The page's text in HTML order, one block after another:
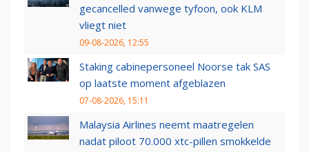
gecancelled vanwege tyfoon, ook KLM
vliegt niet
09-08-2026, 12:55
Staking cabinepersoneel Noorse tak SAS
op laatste moment afgeblazen
07-08-2026, 15:11
Malaysia Airlines neemt maatregelen
nadat piloot 70.000 xtc-pillen smokkelde